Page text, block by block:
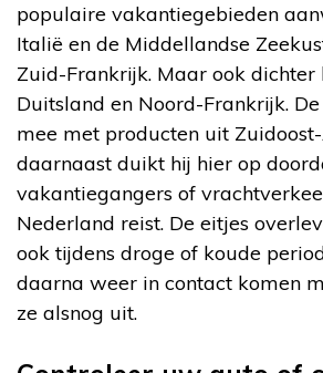
populaire vakantiegebieden
Italië en de Middellandse
Zuid-Frankrijk. Maar ook dichter
Duitsland en Noord-Frankrijk.
mee met producten uit
daarnaast duikt hij hier op
vakantiegangers of
Nederland reist. De eitjes
ook tijdens droge of koude
daarna weer in contact komen
ze alsnog uit.